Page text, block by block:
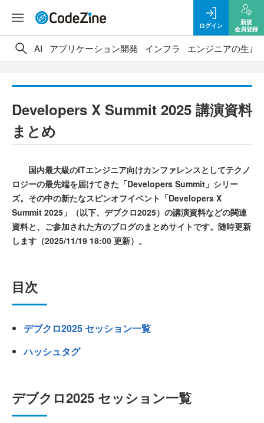
ログイン
新規
会員登録
AI アプリケーション開発 インフラ エンジニアの生き
Developers X Summit 2025 講演資料
まとめ
国内最大級のITエンジニア向けカンファレンスとしてテクノ
ロジーの最先端を届けてきた「Developers Summit」シリー
ズ。その中の新たなスピンオフイベント「Developers X
Summit 2025」（以下、デブクロ2025）の講演資料などの関連
資料と、ご参加された方のブログのまとめサイトです。随時更新
します（2025/11/19 18:00 更新）。
目次
デブクロ2025 セッション一覧
ハッシュタグ
デブクロ2025 セッション一覧